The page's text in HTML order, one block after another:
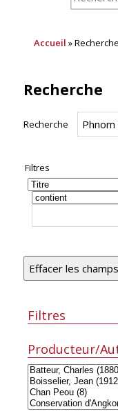
Accueil » Recherche
Recherche
Recherche
Filtres
Effacer les champs
Filtres
Producteur/